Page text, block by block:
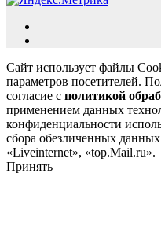
Сайт использует файлы
параметров посетителей.
согласие с политикой
применением данных
конфиденциальности
сбора обезличенных
«Liveinternet», «top.Mail.ru».
Принять